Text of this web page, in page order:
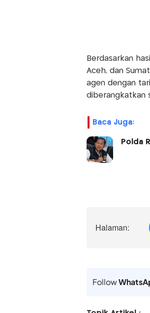
Berdasarkan
Aceh, dan
agen dengan
diberangkatkan
Baca Juga:
Polda
Halaman:
Follow